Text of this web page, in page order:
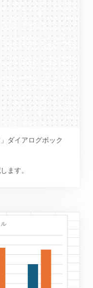
ダイアログボック
します。